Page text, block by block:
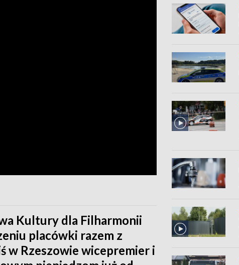
Kultury dla Filharmonii
placówki razem z
w Rzeszowie wicepremier i